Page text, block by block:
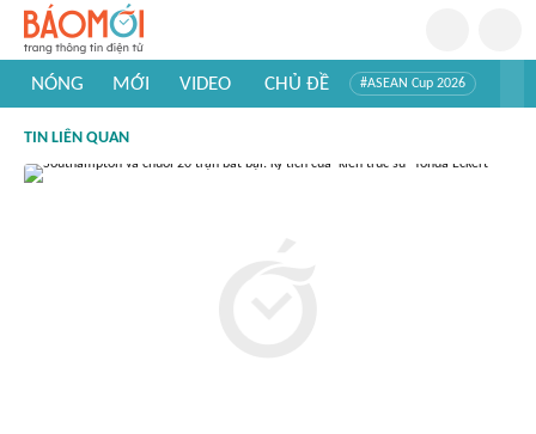
NÓNG MỚI VIDEO CHỦ ĐỀ #ASEAN Cup 2026
#Khám phá thế giới
TIN LIÊN QUAN